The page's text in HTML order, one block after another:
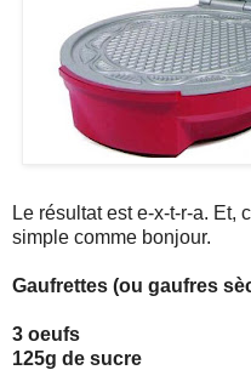
Le résultat est e-x-t-r-a. Et,
simple comme bonjour.
Gaufrettes (ou gaufres
3 oeufs
125g de sucre